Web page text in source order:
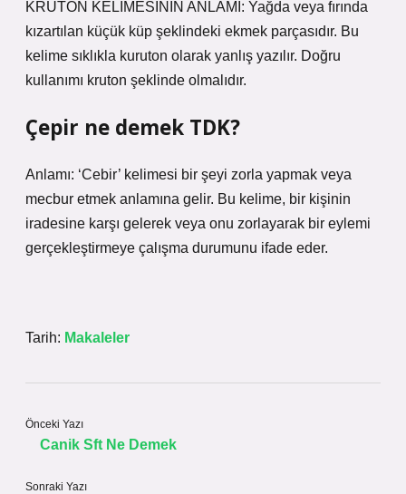
KRUTON KELİMESİNİN ANLAMI: Yağda veya fırında
kızartılan küçük küp şeklindeki ekmek parçasıdır. Bu
kelime sıklıkla kuruton olarak yanlış yazılır. Doğru
kullanımı kruton şeklinde olmalıdır.
Çepir ne demek TDK?
Anlamı: ‘Cebir’ kelimesi bir şeyi zorla yapmak veya
mecbur etmek anlamına gelir. Bu kelime, bir kişinin
iradesine karşı gelerek veya onu zorlayarak bir eylemi
gerçekleştirmeye çalışma durumunu ifade eder.
Tarih: Makaleler
Önceki Yazı
Canik Sft Ne Demek
Sonraki Yazı